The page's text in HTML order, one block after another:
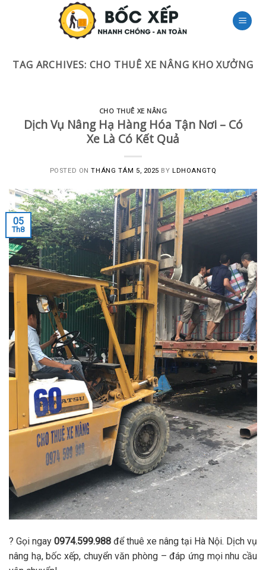
TAG ARCHIVES: CHO THUÊ XE NÂNG KHO XƯỞNG
CHO THUÊ XE NÂNG
Dịch Vụ Nâng Hạ Hàng Hóa Tận Nơi – Có
Xe Là Có Kết Quả
POSTED ONTHÁNG TÁM 5, 2025 BYLDHOANGTQ
05
Th8
? Gọi ngay 0974.599.988 để thuê xe nâng tại Hà Nội. Dịch vụ
nâng hạ, bốc xếp, chuyển văn phòng – đáp ứng mọi nhu cầu